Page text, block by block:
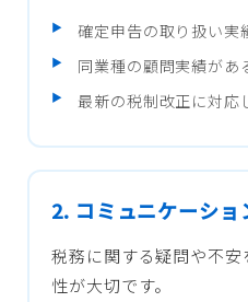
確定申告の取り扱い実
同業種の顧問実績があ
最新の税制改正に対応
2. コミュニケーショ
税務に関する疑問や不
性が大切です。